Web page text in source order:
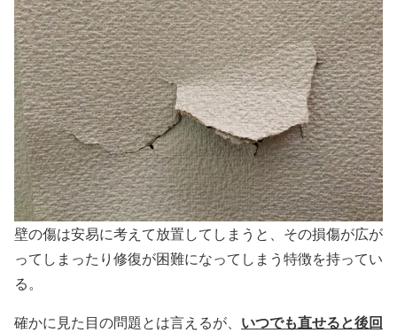
壁の傷は安易に考えて放置してしまうと、その損傷が広が
ってしまったり修復が困難になってしまう特徴を持ってい
る。
確かに見た目の問題とは言えるが、 いつでも直せると後回